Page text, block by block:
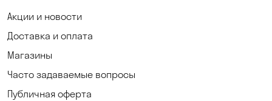
Акции и новости
Доставка и оплата
Магазины
Часто задаваемые вопросы
Публичная оферта